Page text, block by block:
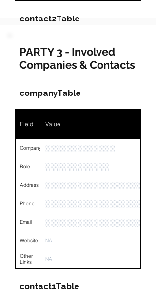
contact2Table
Field Value
Name
Position
Phone NA
Email
Links NA
PARTY 3 - Involved
Companies & Contacts
companyTable
Field Value
Company ░░░░░░░░░░░░░
Role ░░░░░░░░░░░░
Address
Phone
Email
Website NA
Other
Links
NA
contact1Table